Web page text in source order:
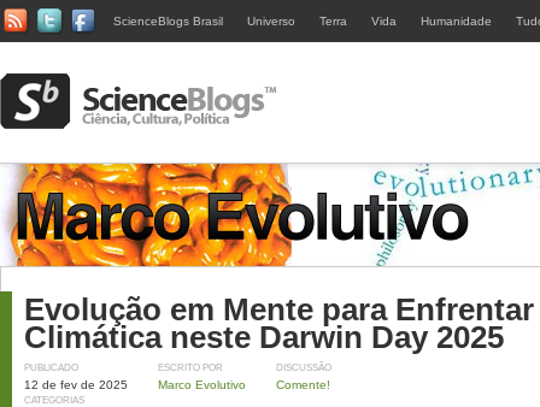
ScienceBlogs Brasil Universo Terra Vida Humanidade
Evolução em Mente para
Climática neste Darwin Day 2025
PUBLICADO
12 de fev de 2025
ESCRITO POR
Marco Evolutivo
DISCUSSÃO
Comente!
CATEGORIAS